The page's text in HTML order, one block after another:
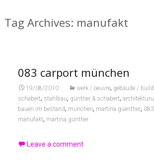
Tag Archives: manufakt
083 carport münchen
19/08/2010 werk / oeuvre, gebäude /
schabert, stahlbau, günther & schabert,
bauen im bestand, münchen, martina guenther, 083
manufakt, martina günther
Leave a comment